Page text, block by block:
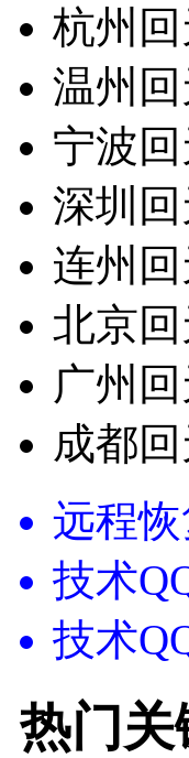
杭州回
温州回
宁波回
深圳回
连州回
北京回
广州
成都
远程恢
技术
技术
热门